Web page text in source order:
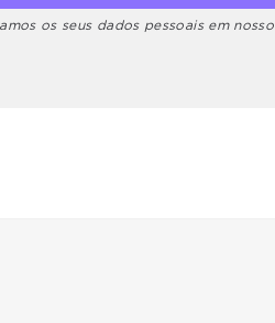
os seus dados pessoais em nosso